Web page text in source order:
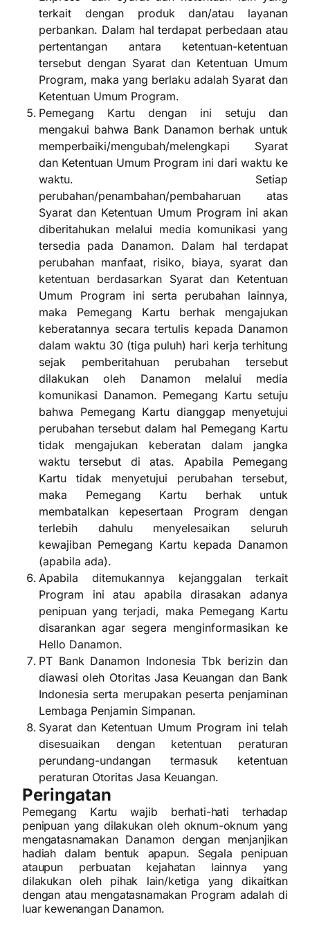
terkait dengan produk dan/atau layanan
perbankan. Dalam hal terdapat perbedaan atau
pertentangan antara ketentuan-ketentuan
tersebut dengan Syarat dan Ketentuan Umum
Program, maka yang berlaku adalah Syarat dan
Ketentuan Umum Program.
Pemegang Kartu dengan ini setuju dan
mengakui bahwa Bank Danamon berhak untuk
memperbaiki/mengubah/melengkapi Syarat
dan Ketentuan Umum Program ini dari waktu ke
waktu. Setiap
perubahan/penambahan/pembaharuan atas
Syarat dan Ketentuan Umum Program ini akan
diberitahukan melalui media komunikasi yang
tersedia pada Danamon. Dalam hal terdapat
perubahan manfaat, risiko, biaya, syarat dan
ketentuan berdasarkan Syarat dan Ketentuan
Umum Program ini serta perubahan lainnya,
maka Pemegang Kartu berhak mengajukan
keberatannya secara tertulis kepada Danamon
dalam waktu 30 (tiga puluh) hari kerja terhitung
sejak pemberitahuan perubahan tersebut
dilakukan oleh Danamon melalui media
komunikasi Danamon. Pemegang Kartu setuju
bahwa Pemegang Kartu dianggap menyetujui
perubahan tersebut dalam hal Pemegang Kartu
tidak mengajukan keberatan dalam jangka
waktu tersebut di atas. Apabila Pemegang
Kartu tidak menyetujui perubahan tersebut,
maka Pemegang Kartu berhak untuk
membatalkan kepesertaan Program dengan
terlebih dahulu menyelesaikan seluruh
kewajiban Pemegang Kartu kepada Danamon
(apabila ada).
Apabila ditemukannya kejanggalan terkait
Program ini atau apabila dirasakan adanya
penipuan yang terjadi, maka Pemegang Kartu
disarankan agar segera menginformasikan ke
Hello Danamon.
PT Bank Danamon Indonesia Tbk berizin dan
diawasi oleh Otoritas Jasa Keuangan dan Bank
Indonesia serta merupakan peserta penjaminan
Lembaga Penjamin Simpanan.
Syarat dan Ketentuan Umum Program ini telah
disesuaikan dengan ketentuan peraturan
perundang-undangan termasuk ketentuan
peraturan Otoritas Jasa Keuangan.
Peringatan
Pemegang Kartu wajib berhati-hati terhadap
penipuan yang dilakukan oleh oknum-oknum yang
mengatasnamakan Danamon dengan menjanjikan
hadiah dalam bentuk apapun. Segala penipuan
ataupun perbuatan kejahatan lainnya yang
dilakukan oleh pihak lain/ketiga yang dikaitkan
dengan atau mengatasnamakan Program adalah di
luar kewenangan Danamon.